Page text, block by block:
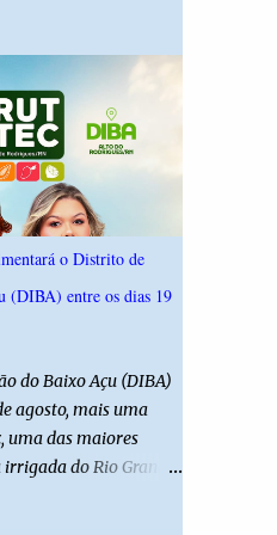
manifestou
e aos familiares e
43,8% não
pesquisa IPSsensus
todas as regiões do
os dias 18 e 22 de
possui
pontos percentuais e
Registro no TSE:
o Distrito de
(DIBA) entre os dias 19
do Baixo Açu (DIBA)
agosto, mais uma
uma das maiores
do Rio Grande